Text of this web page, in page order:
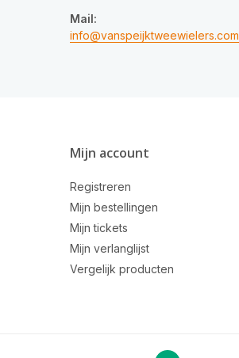
Mail:
info@vanspeijktweewielers.com
Mijn account
Registreren
Mijn bestellingen
Mijn tickets
Mijn verlanglijst
Vergelijk producten